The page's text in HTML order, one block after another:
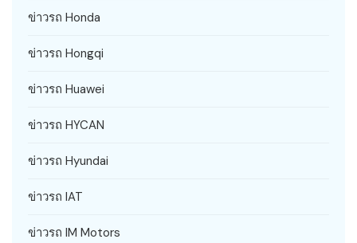
ข่าวรถ Honda
ข่าวรถ Hongqi
ข่าวรถ Huawei
ข่าวรถ HYCAN
ข่าวรถ Hyundai
ข่าวรถ IAT
ข่าวรถ IM Motors